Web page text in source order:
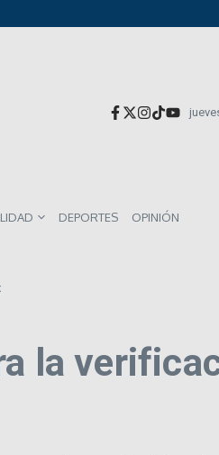
impacto directo en salarios y precios
DEPORTES OPINIÓN
la